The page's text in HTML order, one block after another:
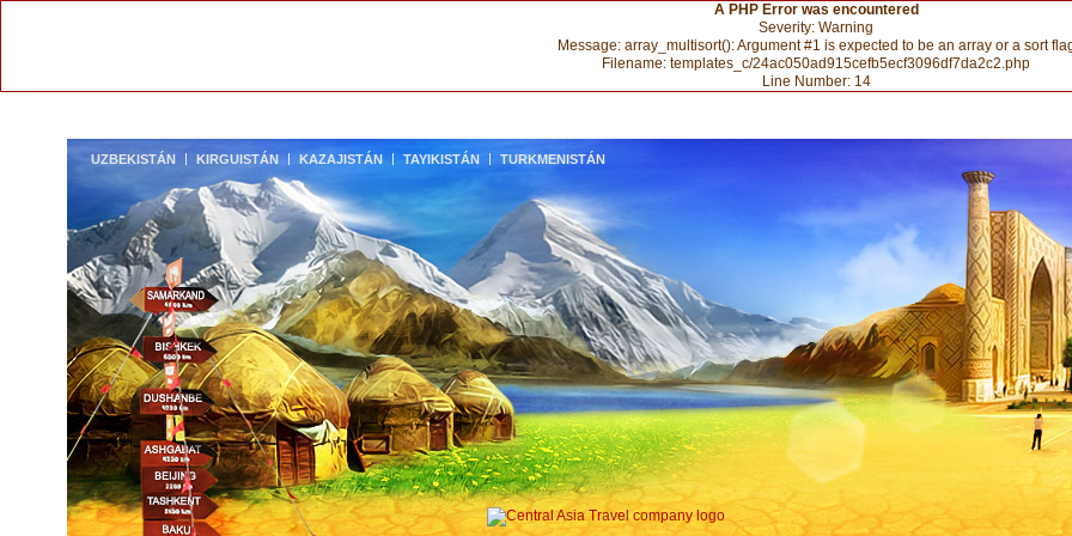
A PHP Error was encountered
Severity: Warning
Message: array_multisort(): Argument #1 is expected to be an array or a sort
Filename: templates_c/24ac050ad915cefb5ecf3096df7da2c2.php
Line Number: 14
UZBEKISTÁN KIRGUISTÁN KAZAJISTÁN TAYIKISTÁN TURKMENISTÁN